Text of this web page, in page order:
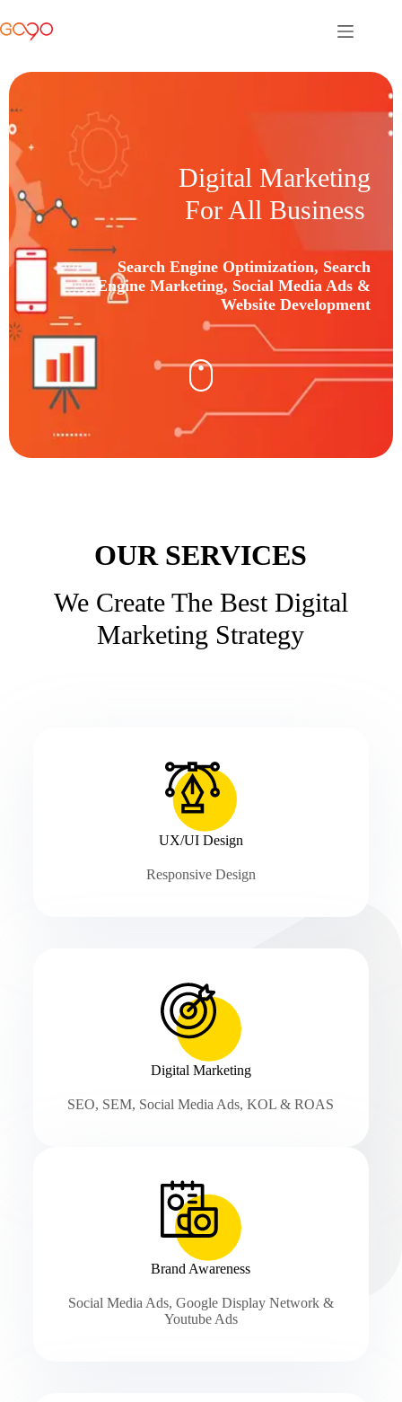
Digital Marketing
For All Business
Search Engine Optimization, Search
Engine Marketing, Social Media Ads &
Website Development
OUR SERVICES
We Create The Best Digital
Marketing Strategy
UX/UI Design
Responsive Design
Digital Marketing
SEO, SEM, Social Media Ads, KOL & ROAS
Brand Awareness
Social Media Ads, Google Display Network &
Youtube Ads